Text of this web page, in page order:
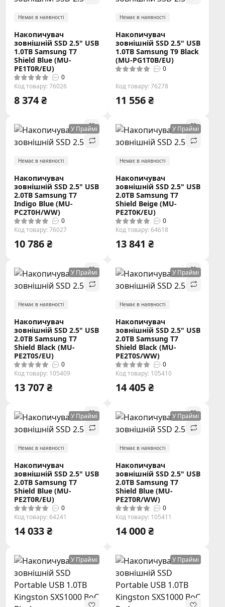
Немає в наявності
Накопичувач
зовнішній SSD 2.5" USB
1.0TB Samsung T7
Shield Blue (MU-
PE1T0R/EU)
0
Код товару: 76026
8 374 ₴
Немає в наявності
Накопичувач
зовнішній SSD 2.5" USB
1.0TB Samsung T9 Black
(MU-PG1T0B/EU)
0
Код товару: 76278
11 556 ₴
У Праймі
Немає в наявності
Накопичувач
зовнішній SSD 2.5" USB
2.0TB Samsung T7
Indigo Blue (MU-
PC2T0H/WW)
0
Код товару: 76027
10 786 ₴
У Праймі
Немає в наявності
Накопичувач
зовнішній SSD 2.5" USB
2.0TB Samsung T7
Shield Beige (MU-
PE2T0K/EU)
0
Код товару: 64618
13 841 ₴
У Праймі
Немає в наявності
Накопичувач
зовнішній SSD 2.5" USB
2.0TB Samsung T7
Shield Black (MU-
PE2T0S/EU)
0
Код товару: 105409
13 707 ₴
У Праймі
Немає в наявності
Накопичувач
зовнішній SSD 2.5" USB
2.0TB Samsung T7
Shield Black (MU-
PE2T0S/WW)
0
Код товару: 105410
14 405 ₴
У Праймі
Немає в наявності
Накопичувач
зовнішній SSD 2.5" USB
2.0TB Samsung T7
Shield Blue (MU-
PE2T0R/EU)
0
Код товару: 64241
14 033 ₴
У Праймі
Немає в наявності
Накопичувач
зовнішній SSD 2.5" USB
2.0TB Samsung T7
Shield Blue (MU-
PE2T0R/WW)
0
Код товару: 105411
14 000 ₴
У Праймі У Праймі